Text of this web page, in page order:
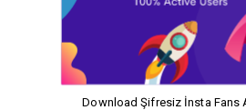
Download Şifresiz İnsta Fans